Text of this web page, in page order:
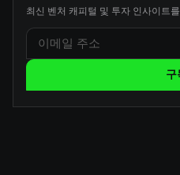
최신 벤처 캐피털 및 투자 인사이트
구